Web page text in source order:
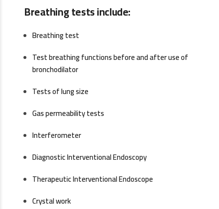
Breathing tests include:
Breathing test
Test breathing functions before and after use of
bronchodilator
Tests of lung size
Gas permeability tests
Interferometer
Diagnostic Interventional Endoscopy
Therapeutic Interventional Endoscope
Crystal work